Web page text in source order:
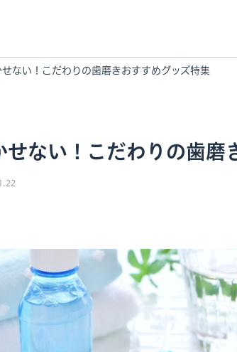
ない！こだわりの歯磨きおすすめグッズ特集
ない！こだわりの歯磨